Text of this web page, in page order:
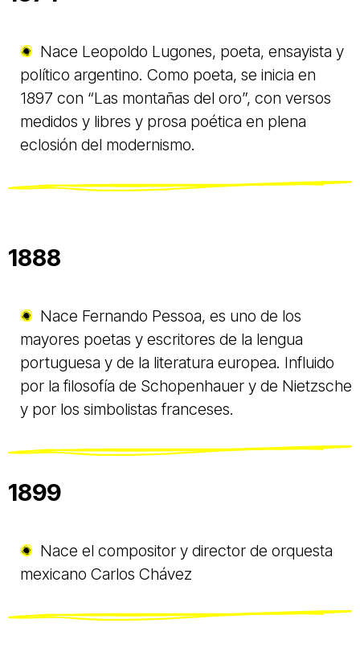
Nace Leopoldo Lugones, poeta, ensayista y
político argentino. Como poeta, se inicia en
1897 con “Las montañas del oro”, con versos
medidos y libres y prosa poética en plena
eclosión del modernismo.
1888
Nace Fernando Pessoa, es uno de los
mayores poetas y escritores de la lengua
portuguesa y de la literatura europea. Influido
por la filosofía de Schopenhauer y de Nietzsche
y por los simbolistas franceses.
1899
Nace el compositor y director de orquesta
mexicano Carlos Chávez